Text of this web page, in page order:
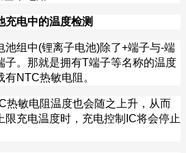
充电中的温度检测
池组中(锂离子电池)除了+端子与-端
子。那就是拥有T端子等名称的温度
有NTC热敏电阻。
热敏电阻温度也会随之上升，从而
充电温度时，充电控制 IC将会停止